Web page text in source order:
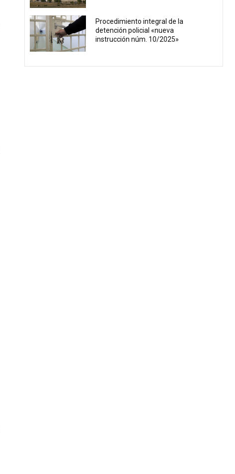
Procedimiento integral de la
detención policial «nueva
instrucción núm. 10/2025»